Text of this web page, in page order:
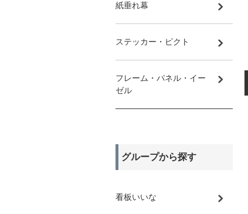
紙垂れ幕
ステッカー・ピクト
フレーム・パネル・イー
ゼル
グループから探す
看板いいな